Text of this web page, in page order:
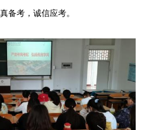
备考，诚信应考。